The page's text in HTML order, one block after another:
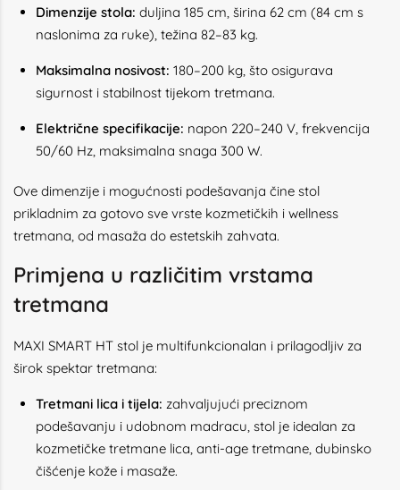
Dimenzije stola: duljina 185 cm, širina 62 cm (84 cm s
naslonima za ruke), težina 82–83 kg.
Maksimalna nosivost: 180–200 kg, što osigurava
sigurnost i stabilnost tijekom tretmana.
Električne specifikacije: napon 220–240 V, frekvencija
50/60 Hz, maksimalna snaga 300 W.
Ove dimenzije i mogućnosti podešavanja čine stol
prikladnim za gotovo sve vrste kozmetičkih i wellness
tretmana, od masaža do estetskih zahvata.
Primjena u različitim vrstama
tretmana
MAXI SMART HT stol je multifunkcionalan i prilagodljiv za
širok spektar tretmana:
Tretmani lica i tijela: zahvaljujući preciznom
podešavanju i udobnom madracu, stol je idealan za
kozmetičke tretmane lica, anti-age tretmane, dubinsko
čišćenje kože i masaže.